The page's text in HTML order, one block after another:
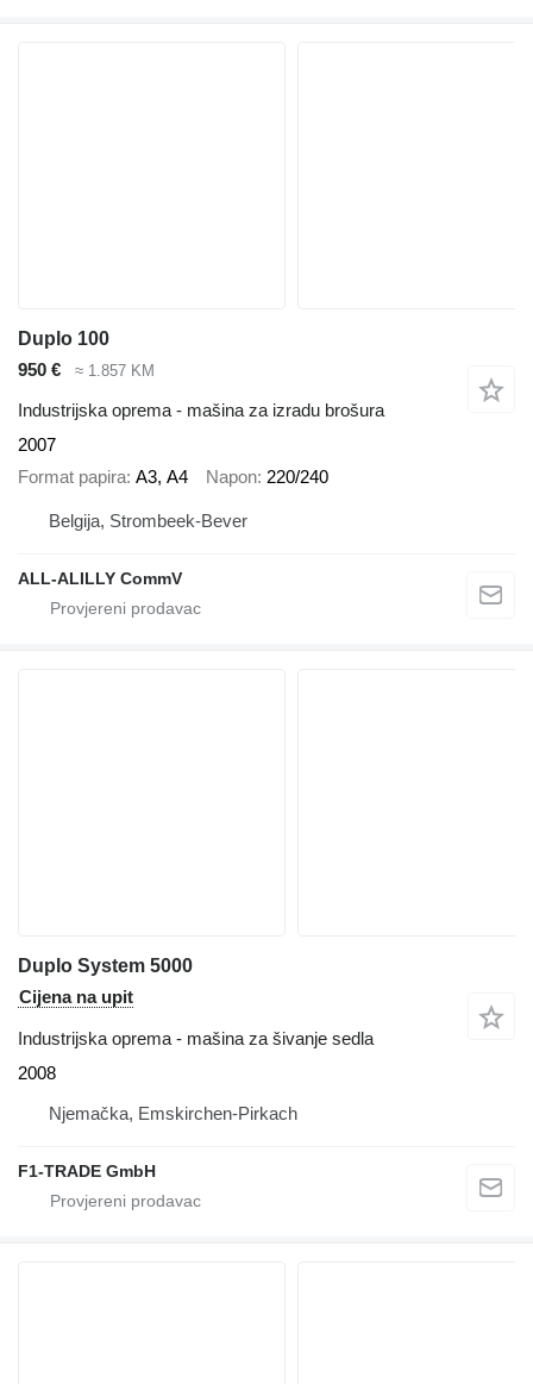
Duplo 100
950 €
≈ 1.857 KM
Industrijska oprema - mašina za izradu brošura
2007
Format papira А3, А4 Napon 220/240
Belgija, Strombeek-Bever
ALL-ALILLY CommV
Duplo System 5000
Cijena na upit
Industrijska oprema - mašina za šivanje sedla
2008
Njemačka, Emskirchen-Pirkach
F1-TRADE GmbH